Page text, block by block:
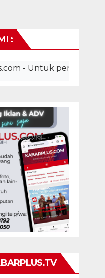
:
pemasangan iklan,